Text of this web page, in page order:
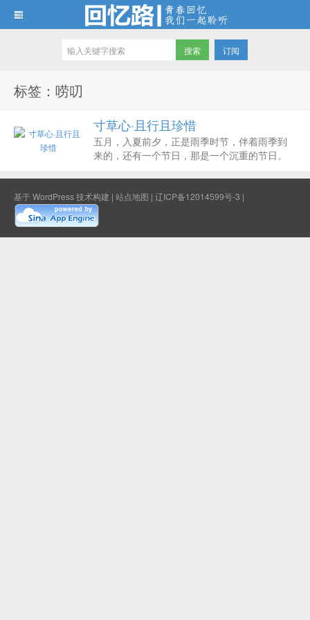
订阅
标签：唠叨
寸草心·且行且珍惜
五月，入夏前夕，正是雨季时节，伴着雨季到
来的，还有一个节日，那是一个沉重的节日。
勇气，因为“母亲”这两个字太沉重了，她带着沉
甸甸的爱，让我不敢轻易去亵渎她的圣洁。而
比“母亲”两个字更为沉重的是：母亲节。 ...
基于WordPress技术构建 | 站点地图 | 辽ICP备12014599号-3 |